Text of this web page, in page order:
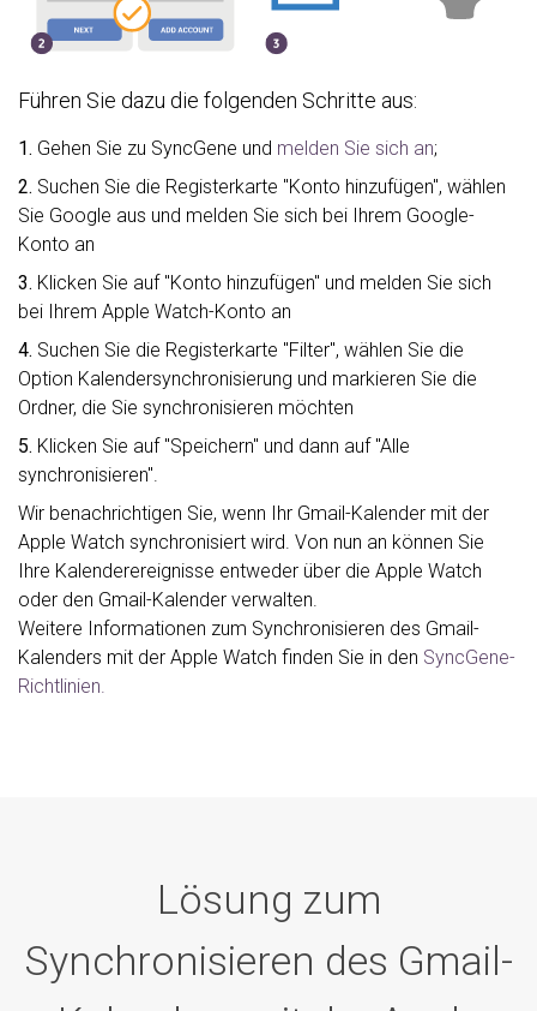
Führen Sie dazu die folgenden Schritte aus:
1. Gehen Sie zu SyncGene und melden Sie sich an;
2. Suchen Sie die Registerkarte "Konto hinzufügen", wählen
Sie Google aus und melden Sie sich bei Ihrem Google-
Konto an
3. Klicken Sie auf "Konto hinzufügen" und melden Sie sich
bei Ihrem Apple Watch-Konto an
4. Suchen Sie die Registerkarte "Filter", wählen Sie die
Option Kalendersynchronisierung und markieren Sie die
Ordner, die Sie synchronisieren möchten
5. Klicken Sie auf "Speichern" und dann auf "Alle
synchronisieren".
Wir benachrichtigen Sie, wenn Ihr Gmail-Kalender mit der
Apple Watch synchronisiert wird. Von nun an können Sie
Ihre Kalenderereignisse entweder über die Apple Watch
oder den Gmail-Kalender verwalten.
Weitere Informationen zum Synchronisieren des Gmail-
Kalenders mit der Apple Watch finden Sie in den SyncGene-
Richtlinien.
Lösung zum
Synchronisieren des Gmail-